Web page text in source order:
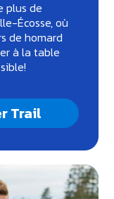
plus de
Écosse, où
de homard
à la table
Trail